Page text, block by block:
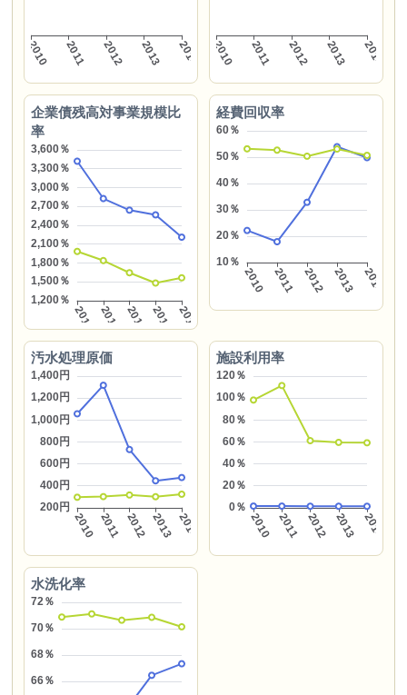
企業債残高対事業規模比
率
経費回収率
汚水処理原価 施設利用率
水洗化率